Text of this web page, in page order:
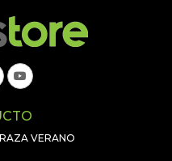
VERANO